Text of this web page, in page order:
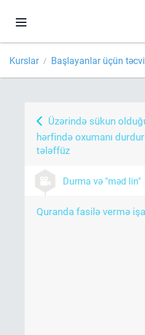
Kurslar Başlayanlar üçün
Üzərində sükun
hərfində oxumanı
tələffüz
Durma və "məd lin"
Quranda fasilə vermə